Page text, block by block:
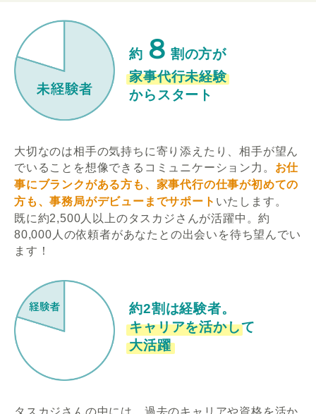
約 ８ 割の方が
家事代行未経験
からスタート
大切なのは相手の気持ちに寄り添えたり、相手が望ん
でいることを想像できるコミュニケーション力。 お仕
事にブランクがある方も、家事代行の仕事が初めての
方も、事務局がデビューまでサポート いたします。
既に約2,500人以上のタスカジさんが活躍中。約
80,000人の依頼者があなたとの出会いを待ち望んでい
ます！
約2割は経験者。
キャリアを活かして
大活躍
タスカジさんの中には、過去のキャリアや資格を活か